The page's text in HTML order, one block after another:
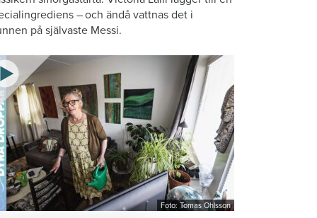
– och ändå vattnas det i
på självaste Messi.
Foto: Tomas Ohlsson